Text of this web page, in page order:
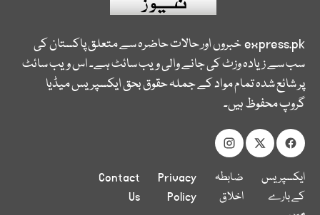
express.pkخبروں اور حالات حاضرہ سے متعلق پاکستان کی
سب سے زیادہ وزٹ کی جانے والی ویب سائٹ ہے۔ اس ویب سائٹ
پر شائع شدہ تمام مواد کے جملہ حقوق بحق ایکسپریس میڈیا
گروپ محفوظ ہیں۔
ایکسپریس
کے بارے
ضابطہ
اخلاق
Privacy
Policy
Contact
Us